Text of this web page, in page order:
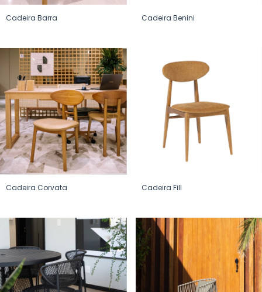
Cadeira Barra Cadeira Benini
Cadeira Corvata Cadeira Fill